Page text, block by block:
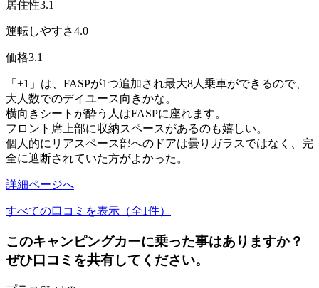
居住性3.1
運転しやすさ4.0
価格3.1
「+1」は、FASPが1つ追加され最大8人乗車ができるので、
大人数でのデイユース向きかな。
横向きシートが酔う人はFASPに座れます。
フロント席上部に収納スペースがあるのも嬉しい。
個人的にリアスペース部へのドアは曇りガラスではなく、完
全に遮断されていた方がよかった。
詳細ページへ
すべての口コミを表示（全1件）
このキャンピングカーに乗った事はありますか？
ぜひ口コミを共有してください。